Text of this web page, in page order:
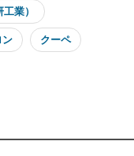
業）
ン クーペ